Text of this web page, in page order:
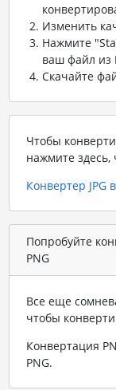
Изменить
Нажмите
ваш файл из
Скачайте
Чтобы
нажмите здесь,
Конвертер JPG
Попробуйте
PNG
Все еще
чтобы
Конвертация
PNG.